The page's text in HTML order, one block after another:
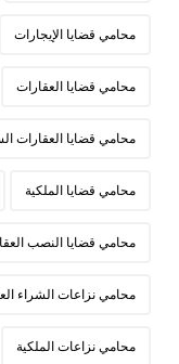
محامي قضايا الإيجارات
محامي قضايا العقارات
محامي قضايا العقارات
محامي قضايا الملكية
محامي قضايا النصب
محامي نزاعات الشراء
محامي نزاعات الملكية